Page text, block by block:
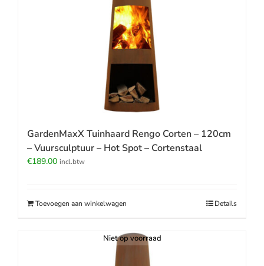
GardenMaxX Tuinhaard Rengo Corten – 120cm
– Vuursculptuur – Hot Spot – Cortenstaal
€189.00 incl.btw
Toevoegen aan winkelwagen Details
Niet op voorraad